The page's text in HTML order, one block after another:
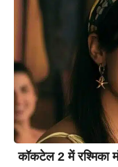
कॉकटेल 2 में रश्मिका